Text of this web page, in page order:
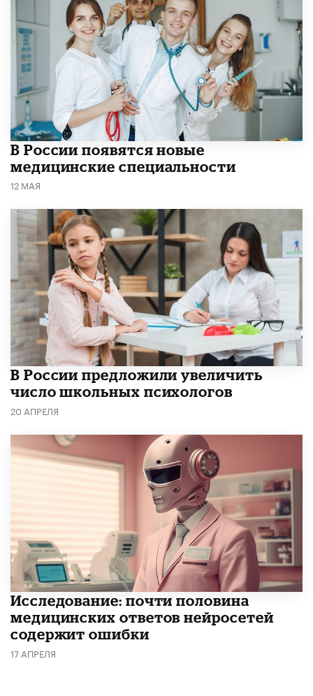
В России появятся новые
медицинские специальности
12 МАЯ
В России предложили увеличить
число школьных психологов
20 АПРЕЛЯ
Исследование: почти половина
медицинских ответов нейросетей
содержит ошибки
17 АПРЕЛЯ